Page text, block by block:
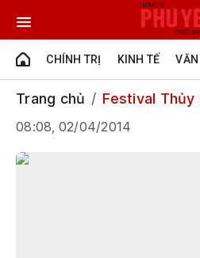
CHÍNH TRỊ KINH TẾ
Trang chủ Festival Thủy
08:08, 02/04/2014